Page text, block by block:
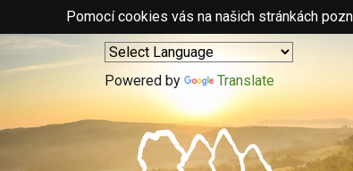
Pomocí cookies vás na našich stránkách
Powered by Translate